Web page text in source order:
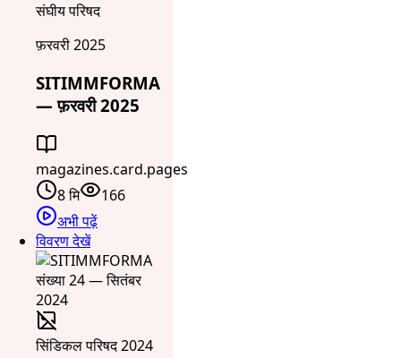
संघीय परिषद
फ़रवरी 2025
SITIMMFORMA
— फ़रवरी 2025
magazines.card.pages
8 मि
166
अभी पढ़ें
विवरण देखें
सिंडिकल परिषद 2024